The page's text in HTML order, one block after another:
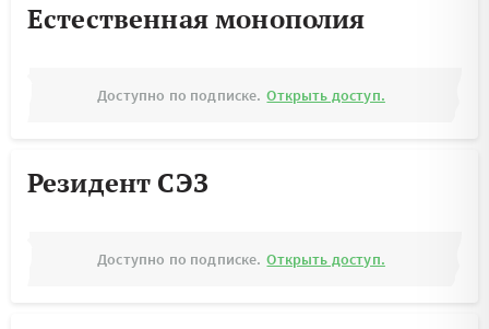
Естественная монополия
Доступно по подписке. Открыть доступ.
Резидент СЭЗ
Доступно по подписке. Открыть доступ.